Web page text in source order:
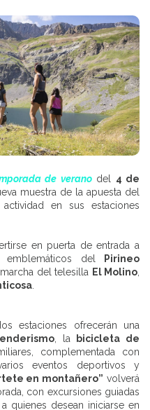
de veranodel 4 de
muestra de la apuesta del
en sus estaciones
en puerta de entrada a
del
Pirineo
del telesilla El Molino
estaciones ofrecerán una
, la
bicicleta de
complementada con
eventos deportivos y
en montañero” volverá
con excursiones guiadas
quienes desean iniciarse en